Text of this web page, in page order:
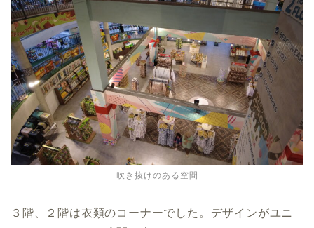
吹き抜けのある空間
３階、２階は衣類のコーナーでした。デザインがユニ